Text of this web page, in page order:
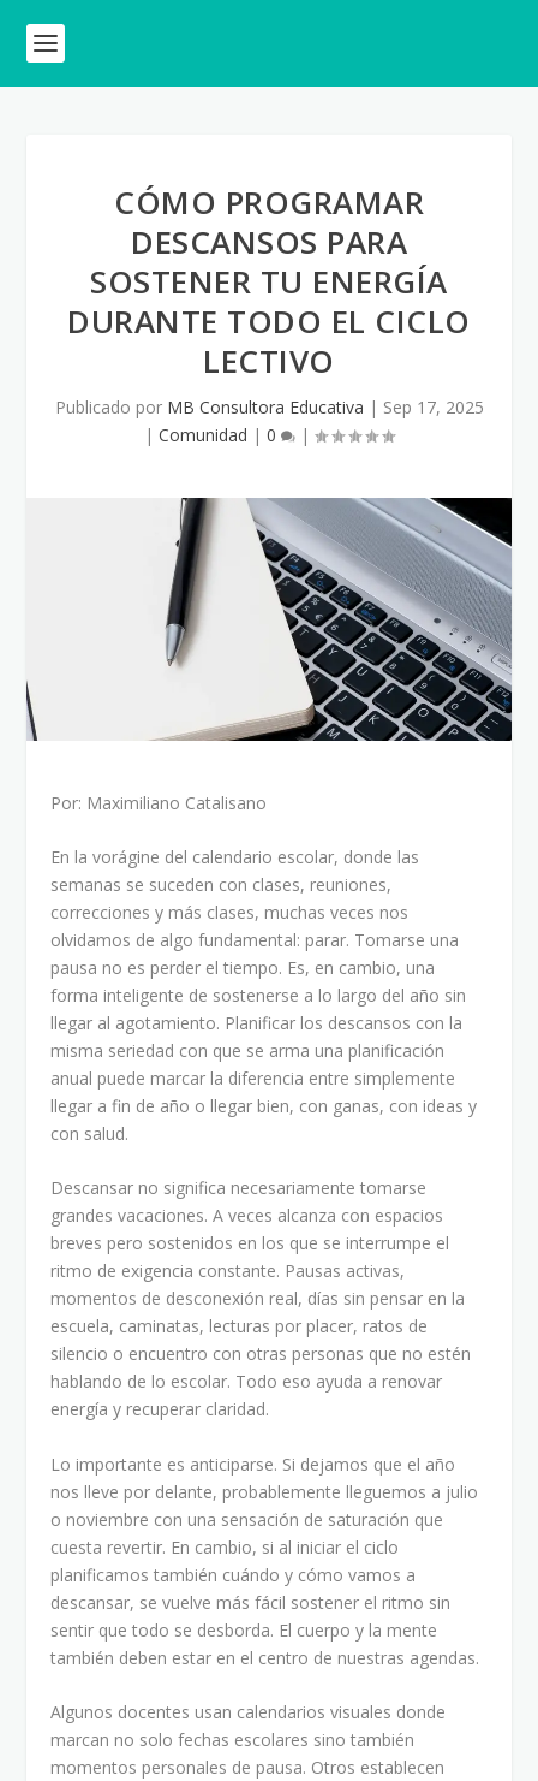
CÓMO PROGRAMAR
DESCANSOS PARA
SOSTENER TU ENERGÍA
DURANTE TODO EL CICLO
LECTIVO
Publicado por MB Consultora Educativa | Sep 17, 2025
| Comunidad | 0 |
Por: Maximiliano Catalisano
En la vorágine del calendario escolar, donde las
semanas se suceden con clases, reuniones,
correcciones y más clases, muchas veces nos
olvidamos de algo fundamental: parar. Tomarse una
pausa no es perder el tiempo. Es, en cambio, una
forma inteligente de sostenerse a lo largo del año sin
llegar al agotamiento. Planificar los descansos con la
misma seriedad con que se arma una planificación
anual puede marcar la diferencia entre simplemente
llegar a fin de año o llegar bien, con ganas, con ideas y
con salud.
Descansar no significa necesariamente tomarse
grandes vacaciones. A veces alcanza con espacios
breves pero sostenidos en los que se interrumpe el
ritmo de exigencia constante. Pausas activas,
momentos de desconexión real, días sin pensar en la
escuela, caminatas, lecturas por placer, ratos de
silencio o encuentro con otras personas que no estén
hablando de lo escolar. Todo eso ayuda a renovar
energía y recuperar claridad.
Lo importante es anticiparse. Si dejamos que el año
nos lleve por delante, probablemente lleguemos a julio
o noviembre con una sensación de saturación que
cuesta revertir. En cambio, si al iniciar el ciclo
planificamos también cuándo y cómo vamos a
descansar, se vuelve más fácil sostener el ritmo sin
sentir que todo se desborda. El cuerpo y la mente
también deben estar en el centro de nuestras agendas.
Algunos docentes usan calendarios visuales donde
marcan no solo fechas escolares sino también
momentos personales de pausa. Otros establecen